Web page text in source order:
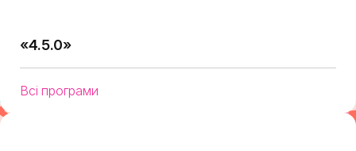
«4.5.0»
Всі програми